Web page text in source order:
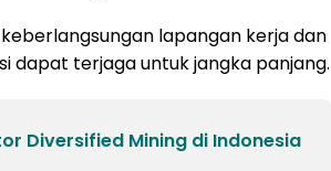
lapangan kerja dan
dapat terjaga untuk jangka panjang.
Diversified Mining di Indonesia